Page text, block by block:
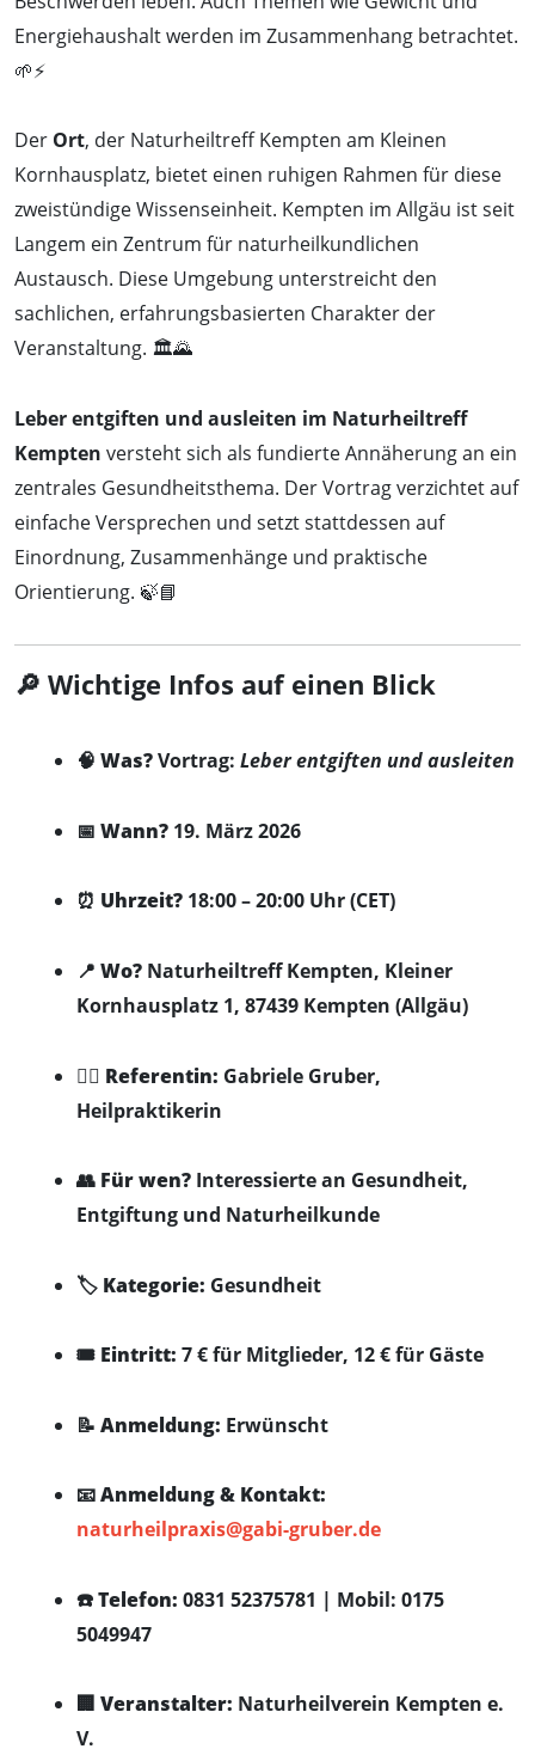
Energiehaushalt werden im Zusammenhang betrachtet.
🌱⚡
Der Ort, der Naturheiltreff Kempten am Kleinen
Kornhausplatz, bietet einen ruhigen Rahmen für diese
zweistündige Wissenseinheit. Kempten im Allgäu ist seit
Langem ein Zentrum für naturheilkundlichen
Austausch. Diese Umgebung unterstreicht den
sachlichen, erfahrungsbasierten Charakter der
Veranstaltung. 🏛️🌄
Leber entgiften und ausleiten im Naturheiltreff
Kempten versteht sich als fundierte Annäherung an ein
zentrales Gesundheitsthema. Der Vortrag verzichtet auf
einfache Versprechen und setzt stattdessen auf
Einordnung, Zusammenhänge und praktische
Orientierung. 🍃📘
🔎 Wichtige Infos auf einen Blick
🧠 Was?Vortrag: Leber entgiften und ausleiten
📅 Wann? 19. März 2026
⏰ Uhrzeit? 18:00 – 20:00 Uhr (CET)
📍 Wo? Naturheiltreff Kempten, Kleiner
Kornhausplatz 1, 87439 Kempten (Allgäu)
👩‍⚕️ Referentin: Gabriele Gruber,
Heilpraktikerin
👥 Für wen? Interessierte an Gesundheit,
Entgiftung und Naturheilkunde
🏷️ Kategorie: Gesundheit
🎟️ Eintritt: 7 € für Mitglieder, 12 € für Gäste
📝 Anmeldung: Erwünscht
📧Anmeldung & Kontakt:
naturheilpraxis@gabi-gruber.de
☎️Telefon: 0831 52375781 | Mobil: 0175
5049947
🏢 Veranstalter: Naturheilverein Kempten e.
V.